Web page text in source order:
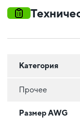
Категория
Прочее
Размер AWG